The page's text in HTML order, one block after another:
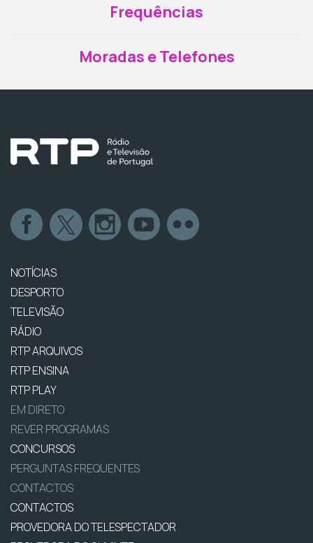
Frequências
Moradas e Telefones
NOTÍCIAS
DESPORTO
TELEVISÃO
RÁDIO
RTP ARQUIVOS
RTP ENSINA
RTP PLAY
EM DIRETO
REVER PROGRAMAS
CONCURSOS
PERGUNTAS FREQUENTES
CONTACTOS
CONTACTOS
PROVEDORA DO TELESPECTADOR